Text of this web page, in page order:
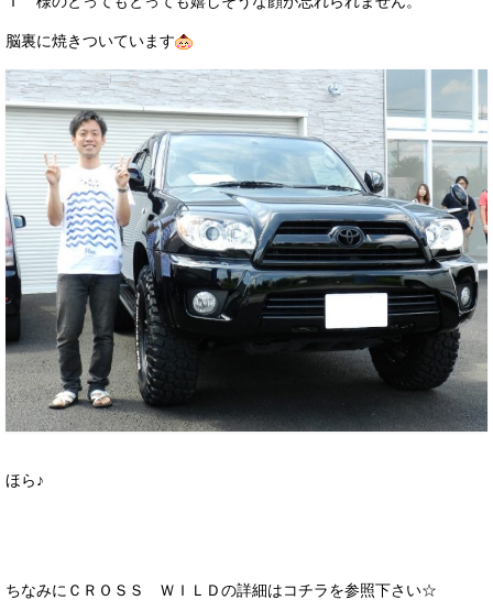
脳裏に焼きついています
ほら♪
ちなみにＣＲＯＳＳ ＷＩＬＤの詳細はコチラを参照下さい☆